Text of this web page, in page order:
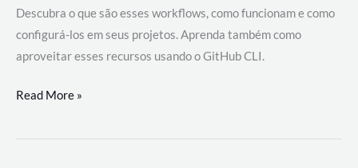
Descubra o que são esses workflows, como funcionam e como
configurá-los em seus projetos. Aprenda também como
aproveitar esses recursos usando o GitHub CLI.
GitHub
revoluciona
Read More »